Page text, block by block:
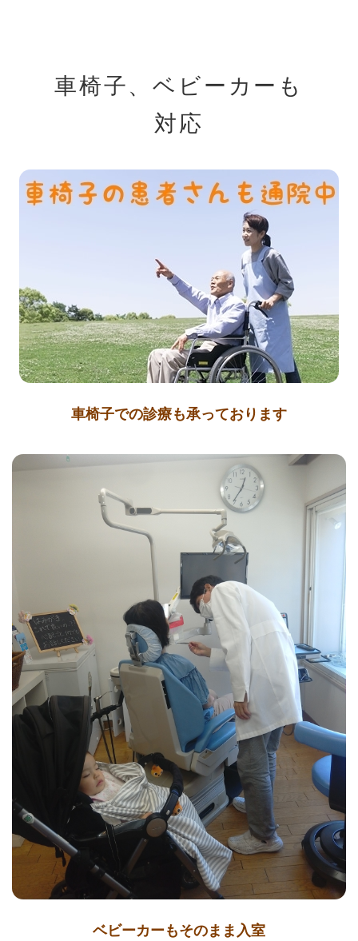
車椅子、ベビーカーも
対応
車椅子での診療も承っております
ベビーカーもそのまま入室